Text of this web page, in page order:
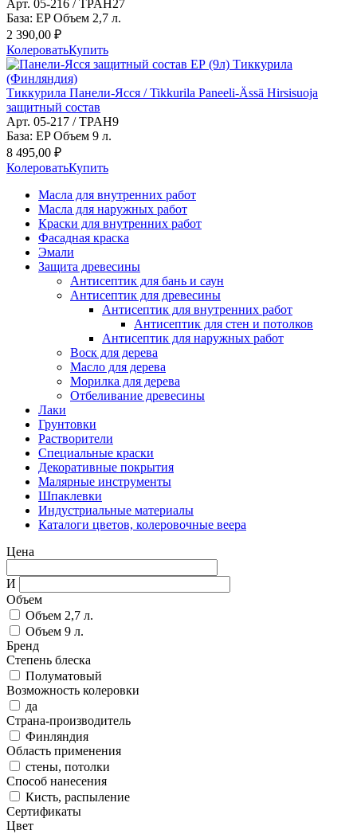
Арт. 05-216 / TPAH27
База: EP Объем 2,7 л.
2 390,00 ₽
КолероватьКупить
Тиккурила Панели-Ясся / Tikkurila Paneeli-Ässä Hirsisuoja
защитный состав
Арт. 05-217 / TPAH9
База: EP Объем 9 л.
8 495,00 ₽
КолероватьКупить
Масла для внутренних работ
Масла для наружных работ
Краски для внутренних работ
Фасадная краска
Эмали
Защита древесины
Антисептик для бань и саун
Антисептик для древесины
Антисептик для внутренних работ
Антисептик для стен и потолков
Антисептик для наружных работ
Воск для дерева
Масло для дерева
Морилка для дерева
Отбеливание древесины
Лаки
Грунтовки
Растворители
Специальные краски
Декоративные покрытия
Малярные инструменты
Шпаклевки
Индустриальные материалы
Каталоги цветов, колеровочные веера
Цена
И
Объем
Объем 2,7 л.
Объем 9 л.
Бренд
Степень блеска
Полуматовый
Возможность колеровки
да
Страна-производитель
Финляндия
Область применения
стены, потолки
Способ нанесения
Кисть, распыление
Сертификаты
Цвет